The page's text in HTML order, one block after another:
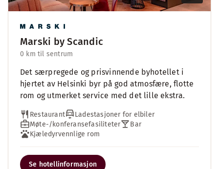
Marski by Scandic
0 km til sentrum
Det særpregede og prisvinnende byhotellet i
hjertet av Helsinki byr på god atmosfære, flotte
rom og utmerket service med det lille ekstra.
Restaurant
Ladestasjoner for elbiler
Møte-/konferansefasiliteter
Bar
Kjæledyrvennlige rom
Se hotellinformasjon